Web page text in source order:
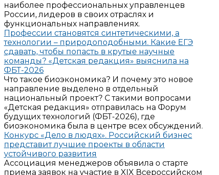
наиболее профессиональных управленцев
России, лидеров в своих отраслях и
функциональных направлениях.
Профессии становятся синтетическими, а
технологии – природоподобными. Какие ЕГЭ
сдавать, чтобы попасть в крутые научные
команды? «Детская редакция» выяснила на
ФБТ-2026
Что такое биоэкономика? И почему это новое
направление выделено в отдельный
национальный проект? С такими вопросами
«Детская редакция» отправилась на Форум
будущих технологий (ФБТ-2026), где
биоэкономика была в центре всех обсуждений.
Конкурс «Дело в людях». Российский бизнес
представит лучшие проекты в области
устойчивого развития
Ассоциация менеджеров объявила о старте
приема заявок на участие в XIX Всероссийском